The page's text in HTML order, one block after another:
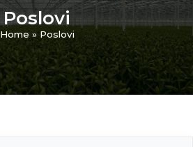
Poslovi
Home » Poslovi